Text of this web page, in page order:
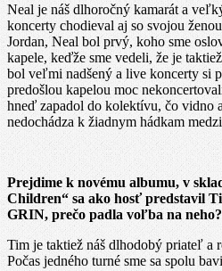
Neal je náš dlhoročný kamarát a
koncerty chodieval aj so svojou
Jordan, Neal bol prvý, koho sme
kapele, keďže sme vedeli, že je
bol veľmi nadšený a live koncerty si
predošlou kapelou moc
hneď zapadol do kolektívu, čo vidno
nedochádza k žiadnym hádkam
Prejdime k novému albumu, v
Children“ sa ako hosť predstavil
GRIN, prečo padla voľba na neho?
Tim je taktiež náš dlhodobý priateľ a
Počas jedného turné sme sa spolu